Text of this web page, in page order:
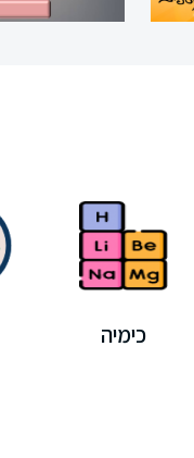
כימיה